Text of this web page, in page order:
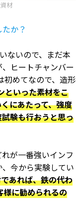
材
か？
ないので、まだ本
ヒートチャンバー
初めてなので、造形
といった素材をこ
にあたって、強度
験も行おうと思っ
が一番強いインフ
今から実験してい
あれば、鉄の代わ
に勧められるの